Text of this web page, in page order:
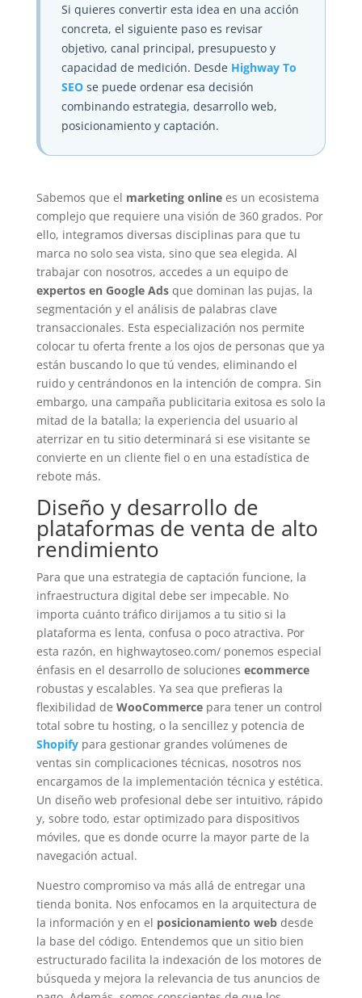
Si quieres convertir esta idea en una acción
concreta, el siguiente paso es revisar
objetivo, canal principal, presupuesto y
capacidad de medición. Desde Highway To
SEOse puede ordenar esa decisión
combinando estrategia, desarrollo web,
posicionamiento y captación.
Sabemos que el marketing onlinees un ecosistema
complejo que requiere una visión de 360 grados. Por
ello, integramos diversas disciplinas para que tu
marca no solo sea vista, sino que sea elegida. Al
trabajar con nosotros, accedes a un equipo de
expertos en Google Adsque dominan las pujas, la
segmentación y el análisis de palabras clave
transaccionales. Esta especialización nos permite
colocar tu oferta frente a los ojos de personas que ya
están buscando lo que tú vendes, eliminando el
ruido y centrándonos en la intención de compra. Sin
embargo, una campaña publicitaria exitosa es solo la
mitad de la batalla; la experiencia del usuario al
aterrizar en tu sitio determinará si ese visitante se
convierte en un cliente fiel o en una estadística de
rebote más.
Diseño y desarrollo de
plataformas de venta de alto
rendimiento
Para que una estrategia de captación funcione, la
infraestructura digital debe ser impecable. No
importa cuánto tráfico dirijamos a tu sitio si la
plataforma es lenta, confusa o poco atractiva. Por
esta razón, en highwaytoseo.com/ ponemos especial
énfasis en el desarrollo de soluciones ecommerce
robustas y escalables. Ya sea que prefieras la
flexibilidad de WooCommercepara tener un control
total sobre tu hosting, o la sencillez y potencia de
Shopifypara gestionar grandes volúmenes de
ventas sin complicaciones técnicas, nosotros nos
encargamos de la implementación técnica y estética.
Un diseño web profesional debe ser intuitivo, rápido
y, sobre todo, estar optimizado para dispositivos
móviles, que es donde ocurre la mayor parte de la
navegación actual.
Nuestro compromiso va más allá de entregar una
tienda bonita. Nos enfocamos en la arquitectura de
la información y en el posicionamiento webdesde
la base del código. Entendemos que un sitio bien
estructurado facilita la indexación de los motores de
búsqueda y mejora la relevancia de tus anuncios de